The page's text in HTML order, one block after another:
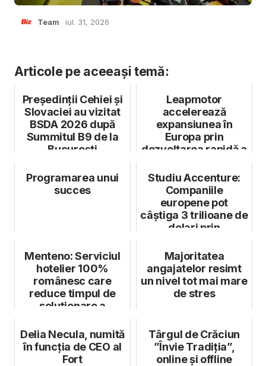
Team iul. 31, 2026
Articole pe aceeași temă:
Președinții Cehiei și
Slovaciei au vizitat
BSDA 2026 după
Summitul B9 de la
București
Leapmotor
accelerează
expansiunea în
Europa prin
dezvoltarea rapidă a
service
Programarea unui
succes
Studiu Accenture:
Companiile
europene pot
câștiga 3 trilioane de
dolari prin
deficitului ...
Menteno: Serviciul
hotelier 100%
românesc care
reduce timpul de
soluționare a
la...
Majoritatea
angajatelor resimt
un nivel tot mai mare
de stres
Delia Necula, numită
în funcția de CEO al
Fort
Târgul de Crăciun
”Învie Tradiția”,
online și offline